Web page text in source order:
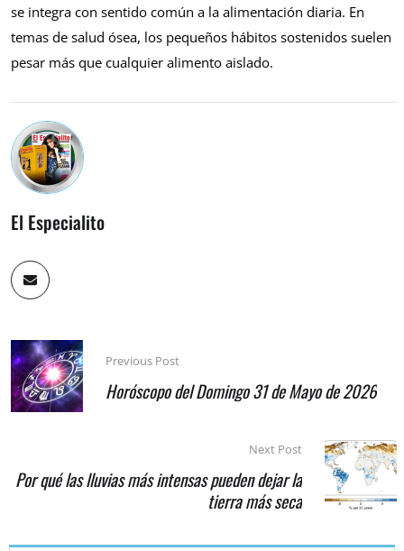
se integra con sentido común a la alimentación diaria. En
temas de salud ósea, los pequeños hábitos sostenidos suelen
pesar más que cualquier alimento aislado.
El Especialito
Previous Post
Horóscopo del Domingo 31 de Mayo de 2026
Next Post
Por qué las lluvias más intensas pueden dejar la
tierra más seca